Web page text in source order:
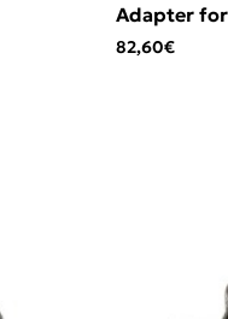
Adapter
82,60€